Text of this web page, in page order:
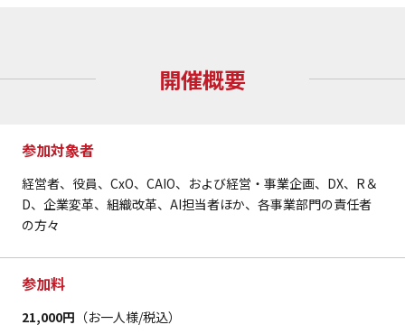
開催概要
参加対象者
経営者、役員、CxO、CAIO、および経営・事業企画、DX、R＆
D、企業変革、組織改革、AI担当者ほか、各事業部門の責任者
の方々
参加料
21,000円 （お一人様/税込）